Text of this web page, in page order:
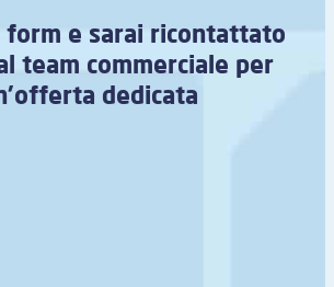
form e sarai ricontattato
team commerciale per
dedicata